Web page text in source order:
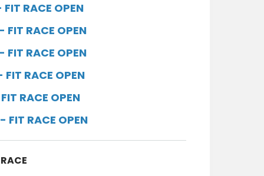
FIT RACE OPEN
FIT RACE OPEN
FIT RACE OPEN
FIT RACE OPEN
FIT RACE OPEN
FIT RACE OPEN